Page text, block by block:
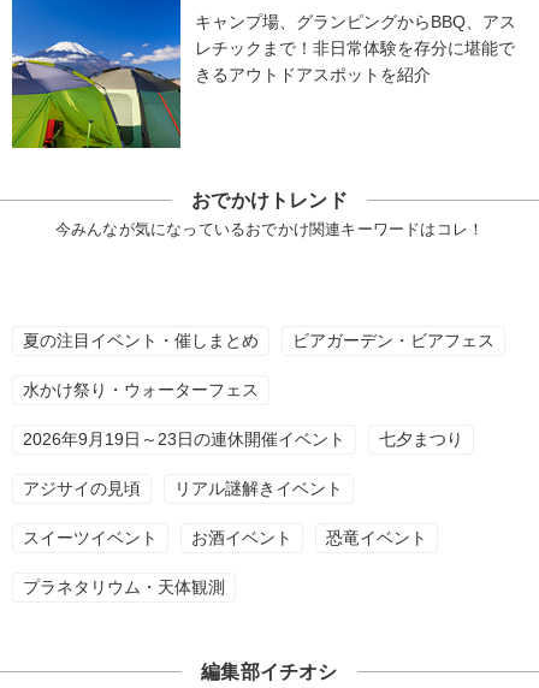
キャンプ場、グランピングからBBQ、アス
レチックまで！非日常体験を存分に堪能で
きるアウトドアスポットを紹介
おでかけトレンド
今みんなが気になっているおでかけ関連キーワードはコレ！
夏の注目イベント・催しまとめ ビアガーデン・ビアフェス
水かけ祭り・ウォーターフェス
2026年9月19日～23日の連休開催イベント 七夕まつり
アジサイの見頃 リアル謎解きイベント
スイーツイベント お酒イベント 恐竜イベント
プラネタリウム・天体観測
編集部イチオシ